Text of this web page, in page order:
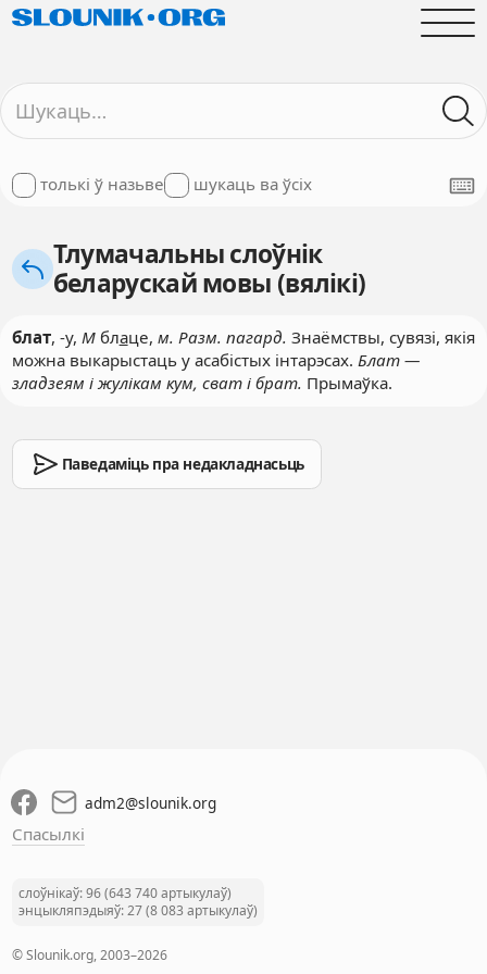
толькі ў назьве шукаць ва ўсіх
Тлумачальны слоўнік
беларускай мовы (вялікі)
блат, -у, Мблаце, м. Разм. пагард. Знаёмствы, сувязі, якія
можна выкарыстаць у асабістых інтарэсах. Блат —
зладзеям і жулікам кум, сват і брат. Прымаўка.
Паведаміць пра недакладнасьць
adm2@slounik.org
Спасылкі
слоўнікаў: 96 (643 740 артыкулаў)
энцыкляпэдыяў: 27 (8 083 артыкулаў)
© Slounik.org, 2003–2026